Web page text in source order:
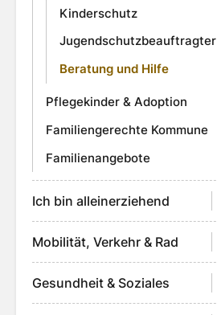
Kinderschutz
Jugendschutzbeauftragter
Beratung und Hilfe
Pflegekinder & Adoption
Familiengerechte Kommune
Familienangebote
Ich bin alleinerziehend
Mobilität, Verkehr & Rad
Gesundheit & Soziales